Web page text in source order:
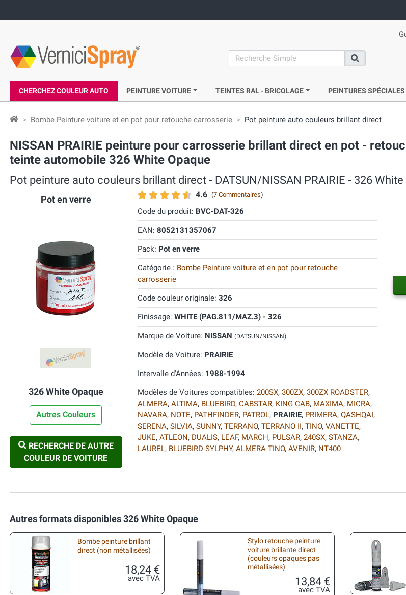
search
Recherche
CHERCHEZ COULEUR AUTO PEINTURE VOITURE TEINTES RAL - BRICOLAGE PEINTURES SPÉCIALES
Bombe Peinture voiture et en pot pour retouche carrosserie Pot peinture auto couleurs brillant direct
NISSAN PRAIRIE peinture pour carrosserie brillant direct en pot -
teinte automobile 326 White Opaque
Pot peinture auto couleurs brillant direct ‐ DATSUN/NISSAN PRAIRIE ‐ 326
Pot en verre
326 White Opaque
Autres Couleurs
RECHERCHE DE AUTRE
COULEUR DE VOITURE
4.6 (7 Commentaires)
Code du produit: BVC-DAT-326
EAN: 8052131357067
Pack: Pot en verre
Catégorie : Bombe Peinture voiture et en pot pour retouche
carrosserie
Code couleur originale: 326
Finissage: WHITE (PAG.811/MAZ.3) - 326
Marque de Voiture: NISSAN (DATSUN/NISSAN)
Modèle de Voiture: PRAIRIE
Intervalle d'Années: 1988-1994
Modèles de Voitures compatibles: 200SX, 300ZX, 300ZX ROADSTER,
ALMERA, ALTIMA, BLUEBIRD, CABSTAR, KING CAB, MAXIMA, MICRA,
NAVARA, NOTE, PATHFINDER, PATROL, PRAIRIE, PRIMERA, QASHQAI,
SERENA, SILVIA, SUNNY, TERRANO, TERRANO II, TINO, VANETTE,
JUKE, ATLEON, DUALIS, LEAF, MARCH, PULSAR, 240SX, STANZA,
LAUREL, BLUEBIRD SYLPHY, ALMERA TINO, AVENIR, NT400
Autres formats disponibles 326 White Opaque
Bombe peinture brillant
direct (non métallisées)
18,24 €
avec TVA
Stylo retouche peinture
voiture brillante direct
(couleurs opaques pas
métallisées)
13,84 €
avec TVA